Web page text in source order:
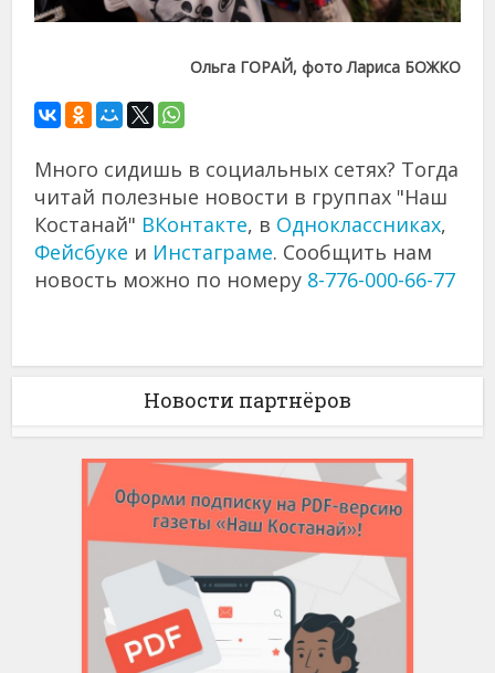
Ольга ГОРАЙ, фото Лариса БОЖКО
Много сидишь в социальных сетях? Тогда
читай полезные новости в группах "Наш
Костанай" ВКонтакте, в Одноклассниках,
Фейсбуке и Инстаграме. Сообщить нам
новость можно по номеру 8-776-000-66-77
Новости партнёров